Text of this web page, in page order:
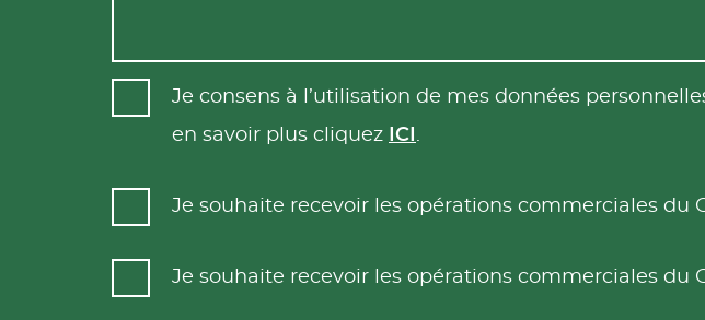
Je consens à l’utilisation de mes données
en savoir plus cliquez
ICI .
Je souhaite recevoir les opérations commerciales du
Je souhaite recevoir les opérations commerciales du